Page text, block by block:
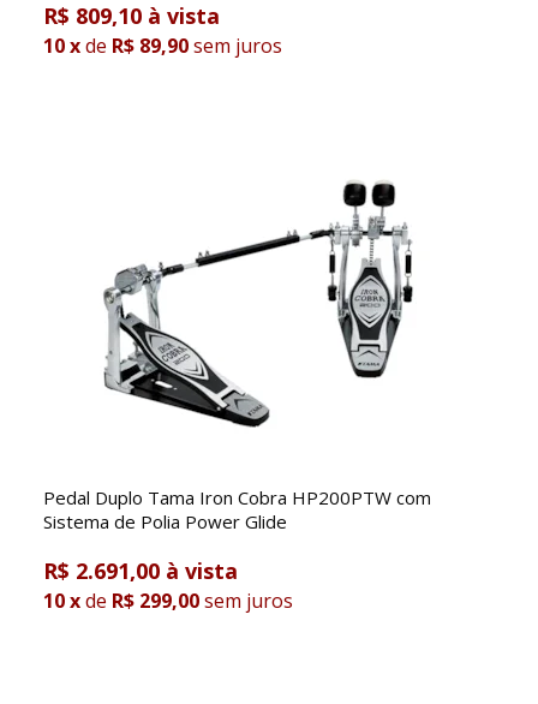
R$ 809,10
10xde R$ 89,90sem juros
Pedal Duplo Tama Iron Cobra HP200PTW com
Sistema de Polia Power Glide
R$ 2.691,00
10xde R$ 299,00sem juros